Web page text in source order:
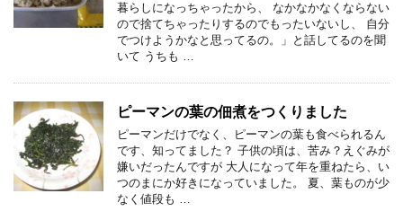
暮らしになっちゃったから、 なかなかなくならない
ので捨てちゃったりするのでもったいないし、 自分
でつけようかなと思ってるの。」と話してるのを聞
いて うちも …
ピーマンの葉の佃煮をつくりました
ピーマンだけでなく、ピーマンの葉も食べられるん
です、知ってました？ 子供の頃は、苦み？えぐみが
嫌いだったんですが 大人になって年を重ねたら、い
つのまにか好きになっていました。 夏、葉ものが少
なく値段も …